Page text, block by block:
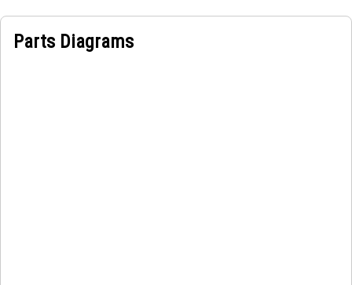
Parts Diagrams